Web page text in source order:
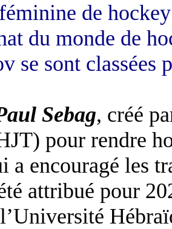
de
du monde de
se sont
Sebag, créé
pour rendre
a encouragé les
attribué pour